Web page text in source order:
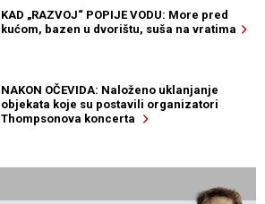
KAD „RAZVOJ“ POPIJE VODU: More pred
kućom, bazen u dvorištu, suša na vratima
NAKON OČEVIDA: Naloženo uklanjanje
objekata koje su postavili organizatori
Thompsonova koncerta